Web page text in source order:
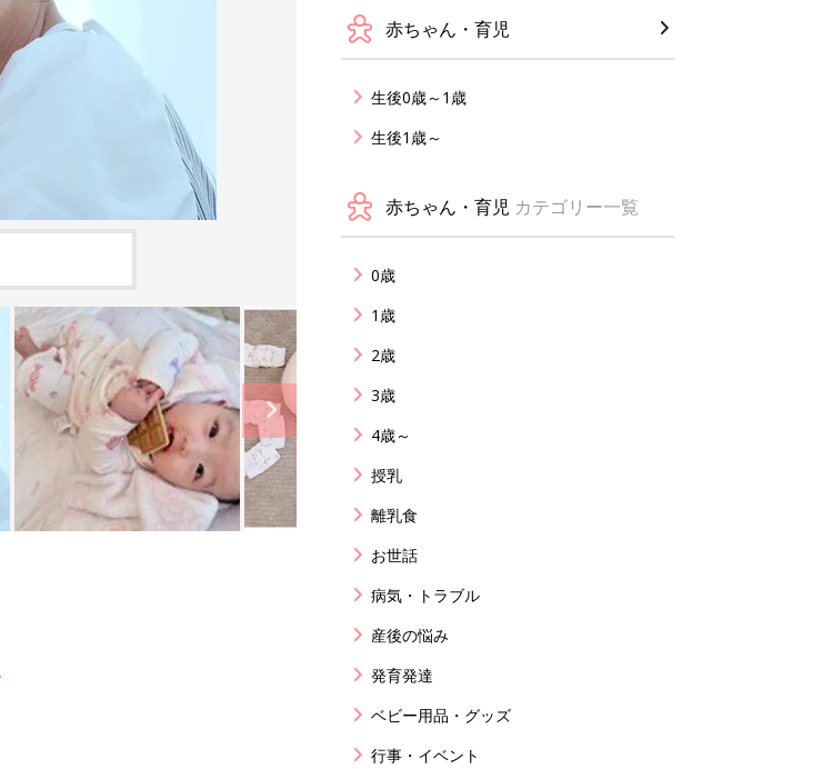
赤ちゃん・育児
生後0歳～1歳
生後1歳～
赤ちゃん・育児 カテゴリー一覧
0歳
1歳
2歳
3歳
4歳～
授乳
離乳食
お世話
病気・トラブル
産後の悩み
発育発達
ベビー用品・グッズ
行事・イベント